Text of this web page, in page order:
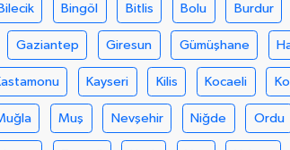
Bingöl Bitlis Bolu Burdur
Gaziantep Giresun Gümüşhane
Kayseri Kilis Kocaeli
Muş Nevşehir Niğde Ordu